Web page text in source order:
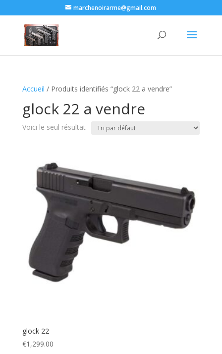
marchenoirarme@gmail.com
Accueil / Produits identifiés “glock 22 a vendre​”
glock 22 a vendre​
Voici le seul résultat
glock 22
€1,299.00